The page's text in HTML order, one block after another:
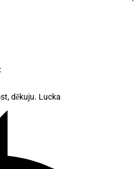
děkuju. Lucka